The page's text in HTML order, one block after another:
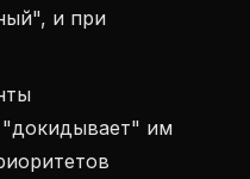
и при
"докидывает" им